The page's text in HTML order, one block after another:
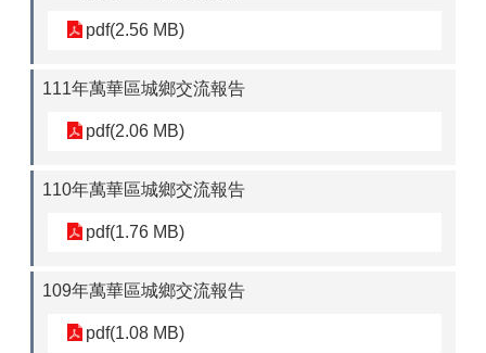
pdf(2.56 MB)
111年萬華區城鄉交流報告
pdf(2.06 MB)
110年萬華區城鄉交流報告
pdf(1.76 MB)
109年萬華區城鄉交流報告
pdf(1.08 MB)